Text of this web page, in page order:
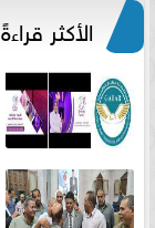
الأكثر قراءةً